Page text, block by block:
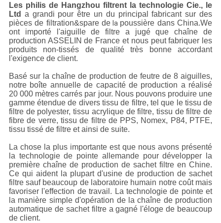
Les philis de Hangzhou filtrent la technologie Cie., le
Ltd a grandi pour être un du principal fabricant sur des
pièces de filtration&spare dela poussière dans China.We
ont importé l'aiguille de filtre a jugé que chaîne de
production ASSELIN de France et nous peut fabriquer les
produits non-tissés de qualité très bonne accordant
l'exigence de client.
Basé sur la chaîne de production de feutre de 8 aiguilles,
notre boîte annuelle de capacité de production a réalisé
20 000 mètres carrés par jour. Nous pouvons produire une
gamme étendue de divers tissu de filtre, tel que le tissu de
filtre de polyester, tissu acrylique de filtre, tissu de filtre de
fibre de verre, tissu de filtre de PPS, Nomex, P84, PTFE,
tissu tissé de filtre et ainsi de suite.
La chose la plus importante est que nous avons présenté
la technologie de pointe allemande pour développer la
première chaîne de production de sachet filtre en Chine.
Ce qui aident la plupart d'usine de production de sachet
filtre sauf beaucoup de laboratoire humain notre coût mais
favoriser l'effection de travail. La technologie de pointe et
la manière simple d'opération de la chaîne de production
automatique de sachet filtre a gagné l'éloge de beaucoup
de client.